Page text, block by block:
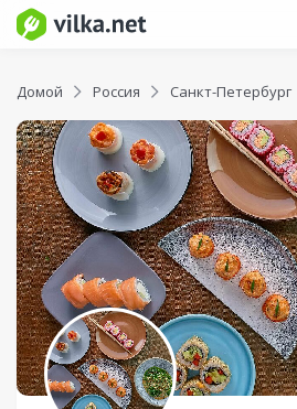
Домой Россия Санкт-Петербург